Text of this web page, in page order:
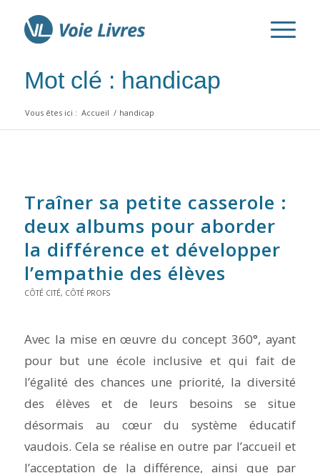
Mot clé : handicap
Vous êtes ici : Accueil / handicap
Traîner sa petite casserole :
deux albums pour aborder
la différence et développer
l’empathie des élèves
CÔTÉ CITÉ, CÔTÉ PROFS
Avec la mise en œuvre du concept 360°, ayant
pour but une école inclusive et qui fait de
l’égalité des chances une priorité, la diversité
des élèves et de leurs besoins se situe
désormais au cœur du système éducatif
vaudois. Cela se réalise en outre par l’accueil et
l’acceptation de la différence, ainsi que par